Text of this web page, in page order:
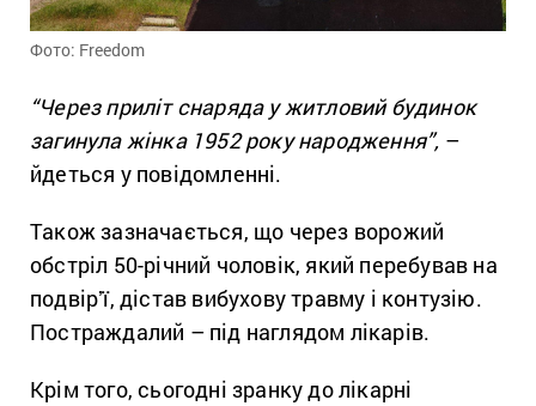
Фото: Freedom
“Через приліт снаряда у житловий будинок
загинула жінка 1952 року народження”, –
йдеться у повідомленні.
Також зазначається, що через ворожий
обстріл 50-річний чоловік, який перебував на
подвірʼї, дістав вибухову травму і контузію.
Постраждалий – під наглядом лікарів.
Крім того, сьогодні зранку до лікарні